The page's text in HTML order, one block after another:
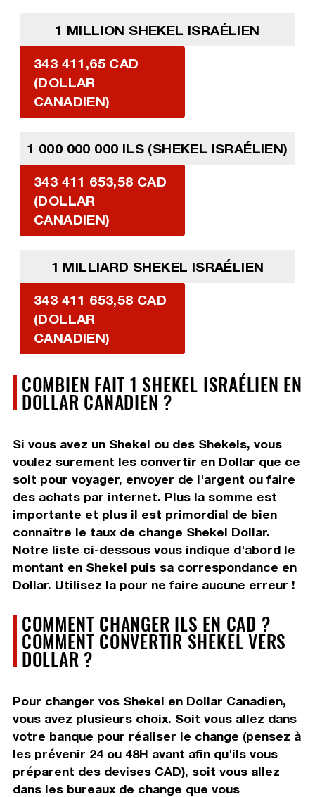
1 MILLION SHEKEL ISRAÉLIEN
343 411,65 CAD
(DOLLAR
CANADIEN)
1 000 000 000 ILS (SHEKEL ISRAÉLIEN)
343 411 653,58 CAD
(DOLLAR
CANADIEN)
1 MILLIARD SHEKEL ISRAÉLIEN
343 411 653,58 CAD
(DOLLAR
CANADIEN)
COMBIEN FAIT 1 SHEKEL ISRAÉLIEN EN
DOLLAR CANADIEN ?
Si vous avez un Shekel ou des Shekels, vous
voulez surement les convertir en Dollar que ce
soit pour voyager, envoyer de l'argent ou faire
des achats par internet. Plus la somme est
importante et plus il est primordial de bien
connaître le taux de change Shekel Dollar.
Notre liste ci-dessous vous indique d'abord le
montant en Shekel puis sa correspondance en
Dollar. Utilisez la pour ne faire aucune erreur !
COMMENT CHANGER ILS EN CAD ?
COMMENT CONVERTIR SHEKEL VERS
DOLLAR ?
Pour changer vos Shekel en Dollar Canadien,
vous avez plusieurs choix. Soit vous allez dans
votre banque pour réaliser le change (pensez à
les prévenir 24 ou 48H avant afin qu'ils vous
préparent des devises CAD), soit vous allez
dans les bureaux de change que vous